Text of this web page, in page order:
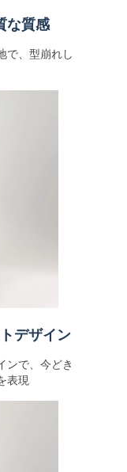
な質感
で、型崩れし
デザイン
ンで、今どき
表現